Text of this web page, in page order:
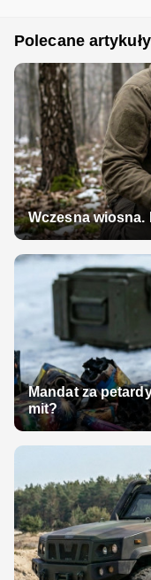
Polecane artykuły
Wczesna wiosna.
Mandat za
mit?